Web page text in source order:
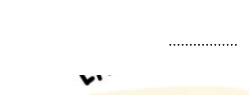
des horaires des déchèteries
horaires exceptionnels d’ouverture des
déchèteries seront appliqués du lundi 10 au